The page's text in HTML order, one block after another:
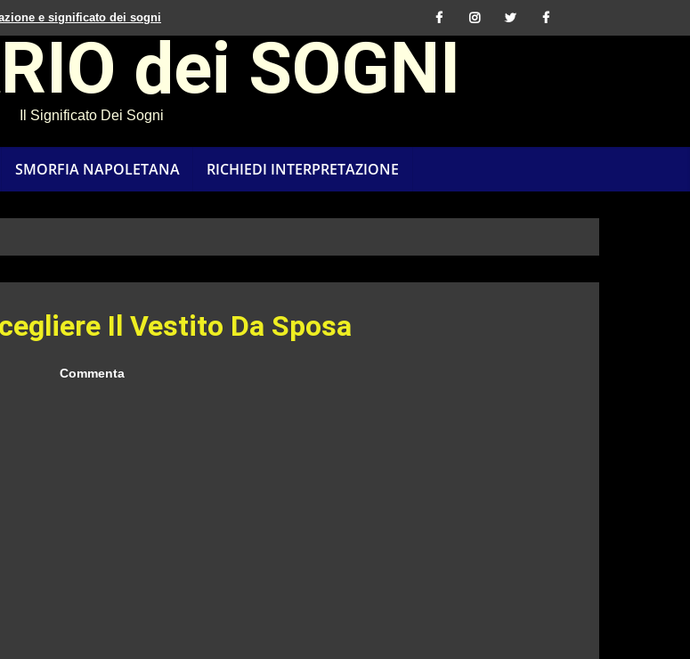
e significato dei sogni
dei SOGNI
Il Significato Dei Sogni
SMORFIA NAPOLETANA RICHIEDI INTERPRETAZIONE
Il Vestito Da Sposa
Commenta